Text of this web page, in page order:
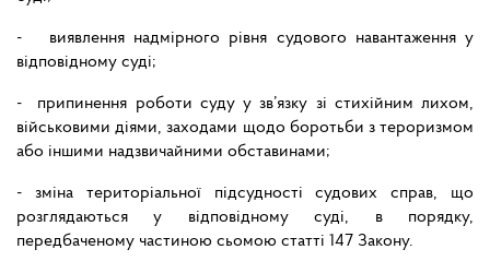
- виявлення надмірного рівня судового навантаження у
відповідному суді;
- припинення роботи суду у зв’язку зі стихійним лихом,
військовими діями, заходами щодо боротьби з тероризмом
або іншими надзвичайними обставинами;
- зміна територіальної підсудності судових справ, що
розглядаються у відповідному суді, в порядку,
передбаченому частиною сьомою статті 147 Закону.